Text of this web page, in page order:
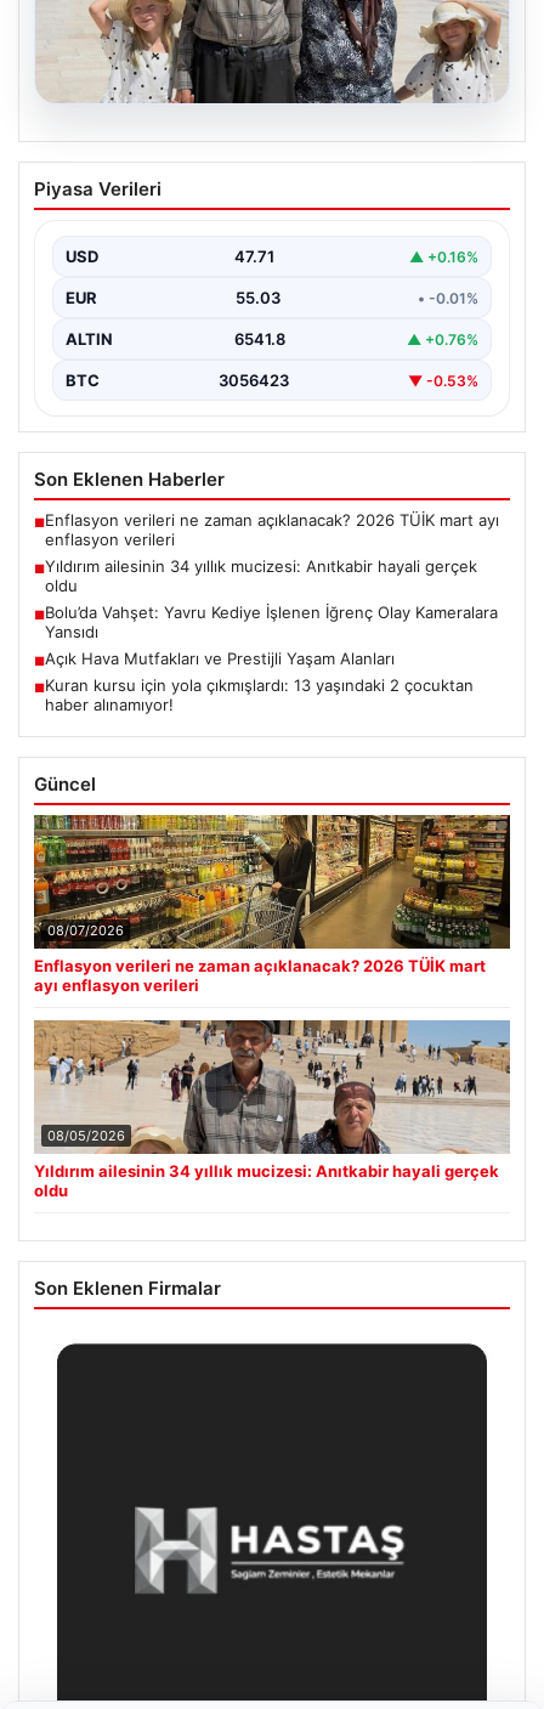
05.08.2026
Yıldırım ailesinin 34 yıllık mucizesi:
Anıtkabir hayali gerçek oldu
Zeynep Yıldırım (59), tam 34 yıl boyunca…
Piyasa Verileri
USD 47.71 ▲ +0.16%
EUR 55.03 • -0.01%
ALTIN 6541.8 ▲ +0.76%
BTC 3056423 ▼ -0.53%
Son Eklenen Haberler
■Enflasyon verileri ne zaman açıklanacak? 2026 TÜİK mart ayı
enflasyon verileri
■Yıldırım ailesinin 34 yıllık mucizesi: Anıtkabir hayali gerçek
oldu
■Bolu’da Vahşet: Yavru Kediye İşlenen İğrenç Olay Kameralara
Yansıdı
■Açık Hava Mutfakları ve Prestijli Yaşam Alanları
■Kuran kursu için yola çıkmışlardı: 13 yaşındaki 2 çocuktan
haber alınamıyor!
Güncel
08/07/2026
Enflasyon verileri ne zaman açıklanacak? 2026 TÜİK mart
ayı enflasyon verileri
08/05/2026
Yıldırım ailesinin 34 yıllık mucizesi: Anıtkabir hayali gerçek
oldu
Son Eklenen Firmalar